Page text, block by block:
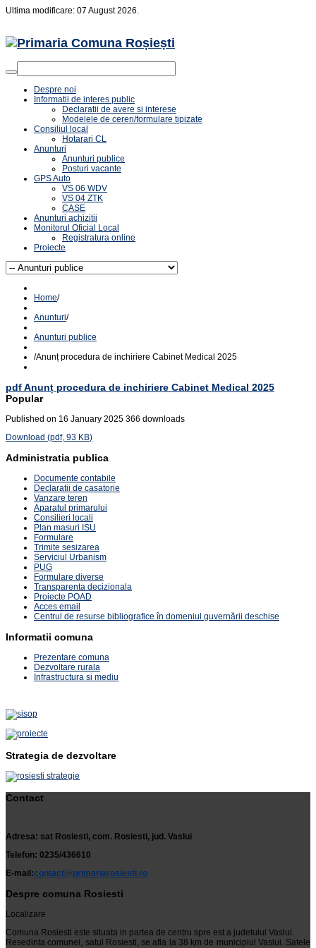
Ultima modificare: 07 August 2026.
Despre noi
Informatii de interes public
Declaratii de avere si interese
Modelele de cereri/formulare tipizate
Consiliul local
Hotarari CL
Anunturi
Anunturi publice
Posturi vacante
GPS Auto
VS 06 WDV
VS 04 ZTK
CASE
Anunturi achizitii
Monitorul Oficial Local
Registratura online
Proiecte
Home/
Anunturi/
Anunturi publice
/Anunț procedura de inchiriere Cabinet Medical 2025
pdfAnunț procedura de inchiriere Cabinet Medical 2025
Popular
Published on 16 January 2025 366 downloads
Download (pdf, 93 KB)
Administratia publica
Documente contabile
Declaratii de casatorie
Vanzare teren
Aparatul primarului
Consilieri locali
Plan masuri ISU
Formulare
Trimite sesizarea
Serviciul Urbanism
PUG
Formulare diverse
Transparenta decizionala
Proiecte POAD
Acces email
Centrul de resurse bibliografice în domeniul guvernării deschise
Informatii comuna
Prezentare comuna
Dezvoltare rurala
Infrastructura si mediu
Strategia de dezvoltare
Contact
Adresa: sat Rosiesti, com. Rosiesti, jud. Vaslui
Telefon: 0235/436610
E-mail:contact@primariarosiesti.ro
Despre comuna Rosiesti
Localizare
Comuna Rosiesti este situata in partea de centru spre est a judetului Vaslui.
Resedinta comunei, satul Rosiesti, se afla la 38 km de municipiul Vaslui. Satele